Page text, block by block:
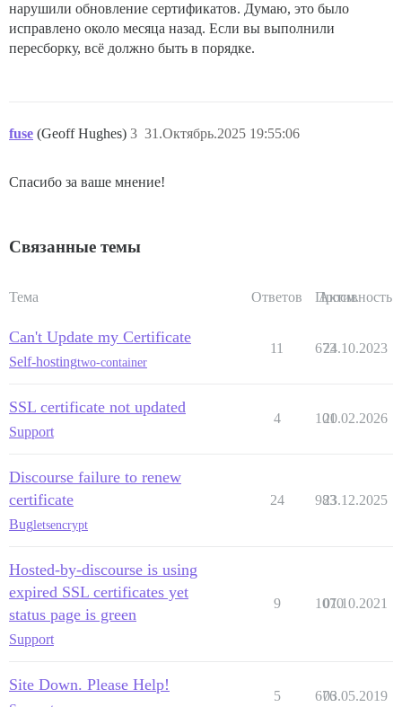
нарушили обновление сертификатов. Думаю, это было
исправлено около месяца назад. Если вы выполнили
пересборку, всё должно быть в порядке.
fuse (Geoff Hughes) 31.Октябрь.2025 19:55:06
3
Спасибо за ваше мнение!
Связанные темы
Тема Ответов Просм.
Активность
Can't Update my Certificate
Self-hostingtwo-container
11 673
24.10.2023
SSL certificate not updated
Support
4 101
20.02.2026
Discourse failure to renew
certificate
Bugletsencrypt
24 983
23.12.2025
Hosted-by-discourse is using
expired SSL certificates yet
status page is green
Support
9 1070
01.10.2021
Site Down. Please Help!
5 676
03.05.2019